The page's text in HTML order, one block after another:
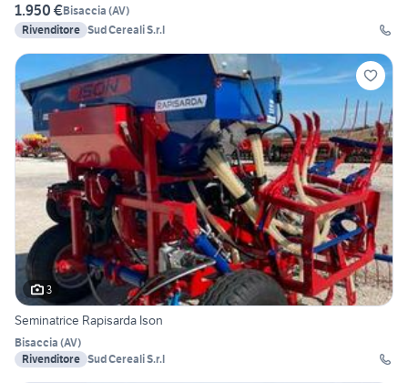
1.950 €Bisaccia (AV)
Rivenditore Sud Cereali S.r.l
3
Seminatrice Rapisarda Ison
Bisaccia (AV)
Rivenditore Sud Cereali S.r.l